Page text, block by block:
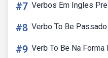
#7 Verbos Em Ingles
#8 Verbo To Be Passado
#9 Verb To Be Na Forma